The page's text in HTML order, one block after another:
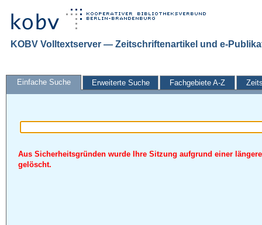
KOBV Volltextserver — Zeitschriftenartikel und e-
Einfache Suche Erweiterte Suche Fachgebiete A-Z
Aus Sicherheitsgründen wurde Ihre Sitzung aufgrund einer
gelöscht.